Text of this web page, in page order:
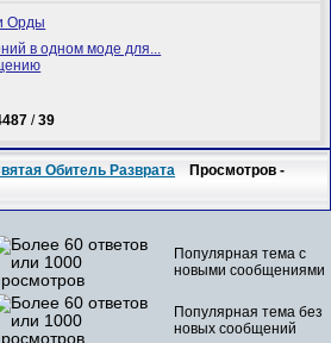
Орды
в одном моде для...
/39
Обитель Разврата Просмотров -
Популярная тема с
новыми сообщениями
Популярная тема без
новых сообщений